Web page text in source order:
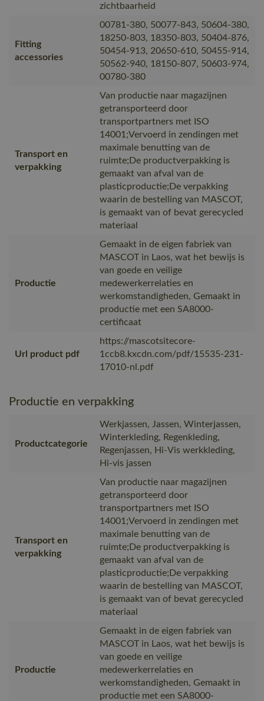
zichtbaarheid
Fitting
accessories
00781-380, 50077-843, 50604-380,
18250-803, 18350-803, 50404-876,
50454-913, 20650-610, 50455-914,
50562-940, 18150-807, 50603-974,
00780-380
Transport en
verpakking
Van productie naar magazijnen
getransporteerd door
transportpartners met ISO
14001;Vervoerd in zendingen met
maximale benutting van de
ruimte;De productverpakking is
gemaakt van afval van de
plasticproductie;De verpakking
waarin de bestelling van MASCOT,
is gemaakt van of bevat gerecycled
materiaal
Productie
Gemaakt in de eigen fabriek van
MASCOT in Laos, wat het bewijs is
van goede en veilige
medewerkerrelaties en
werkomstandigheden, Gemaakt in
productie met een SA8000-
certificaat
Url product pdf
https://mascotsitecore-
1ccb8.kxcdn.com/pdf/15535-231-
17010-nl.pdf
Productie en verpakking
Productcategorie
Werkjassen, Jassen, Winterjassen,
Winterkleding, Regenkleding,
Regenjassen, Hi-Vis werkkleding,
Hi-vis jassen
Transport en
verpakking
Van productie naar magazijnen
getransporteerd door
transportpartners met ISO
14001;Vervoerd in zendingen met
maximale benutting van de
ruimte;De productverpakking is
gemaakt van afval van de
plasticproductie;De verpakking
waarin de bestelling van MASCOT,
is gemaakt van of bevat gerecycled
materiaal
Productie
Gemaakt in de eigen fabriek van
MASCOT in Laos, wat het bewijs is
van goede en veilige
medewerkerrelaties en
werkomstandigheden, Gemaakt in
productie met een SA8000-